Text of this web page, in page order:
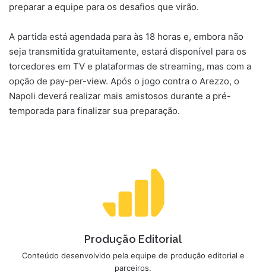
preparar a equipe para os desafios que virão.
A partida está agendada para às 18 horas e, embora não
seja transmitida gratuitamente, estará disponível para os
torcedores em TV e plataformas de streaming, mas com a
opção de pay-per-view. Após o jogo contra o Arezzo, o
Napoli deverá realizar mais amistosos durante a pré-
temporada para finalizar sua preparação.
Produção Editorial
Conteúdo desenvolvido pela equipe de produção editorial e
parceiros.